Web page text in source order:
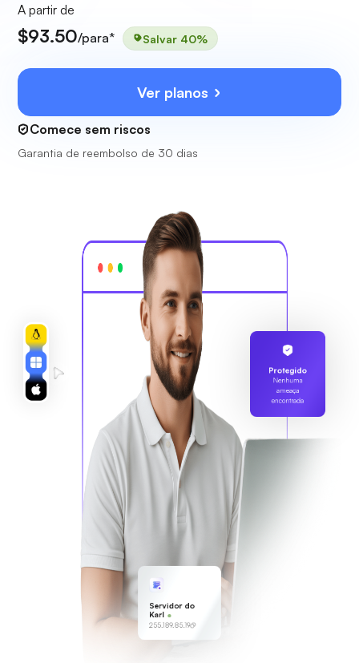
A partir de
$93.50/para* Salvar 40%
Ver planos
Comece sem riscos
Garantia de reembolso de 30 dias
Protegido
Nenhuma
ameaça
encontrada
Servidor do
Karl
255.189.85.19